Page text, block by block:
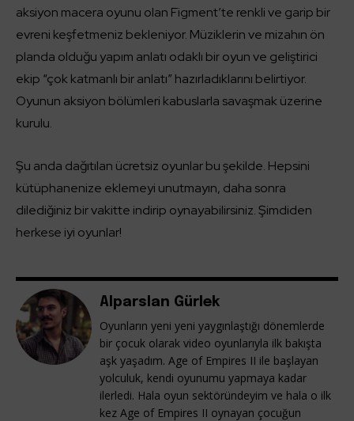
aksiyon macera oyunu olan Figment’te renkli ve garip bir
evreni keşfetmeniz bekleniyor. Müziklerin ve mizahın ön
planda olduğu yapım anlatı odaklı bir oyun ve geliştirici
ekip “çok katmanlı bir anlatı” hazırladıklarını belirtiyor.
Oyunun aksiyon bölümleri kabuslarla savaşmak üzerine
kurulu.
Şu anda dağıtılan ücretsiz oyunlar bu şekilde. Hepsini
kütüphanenize eklemeyi unutmayın, daha sonra
dilediğiniz bir vakitte indirip oynayabilirsiniz. Şimdiden
herkese iyi oyunlar!
Alparslan Gürlek
Oyunların yeni yeni yaygınlaştığı dönemlerde
bir çocuk olarak video oyunlarıyla ilk bakışta
aşk yaşadım. Age of Empires II ile başlayan
yolculuk, kendi oyunumu yapmaya kadar
ilerledi. Hala oyun sektöründeyim ve hala o ilk
kez Age of Empires II oynayan çocuğun